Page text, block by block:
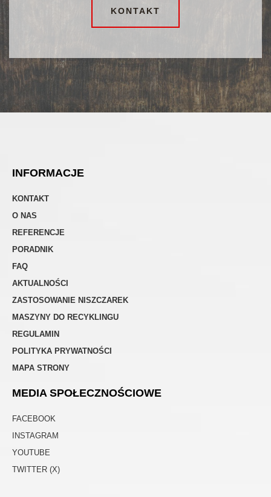
KONTAKT
INFORMACJE
KONTAKT
O NAS
REFERENCJE
PORADNIK
FAQ
AKTUALNOŚCI
ZASTOSOWANIE NISZCZAREK
MASZYNY DO RECYKLINGU
REGULAMIN
POLITYKA PRYWATNOŚCI
MAPA STRONY
MEDIA SPOŁECZNOŚCIOWE
FACEBOOK
INSTAGRAM
YOUTUBE
TWITTER (X)